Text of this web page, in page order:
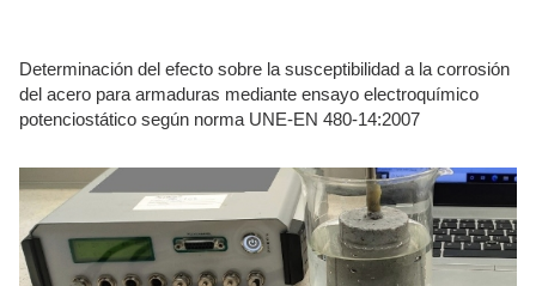
Determinación del efecto sobre la susceptibilidad a la corrosión
del acero para armaduras mediante ensayo electroquímico
potenciostático según norma UNE-EN 480-14:2007